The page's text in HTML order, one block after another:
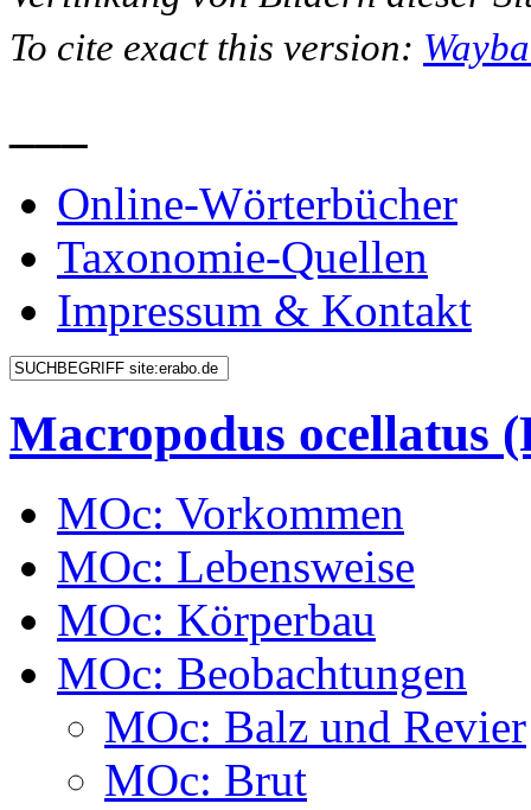
To cite exact this version:
Online-Wörterbücher
Taxonomie-Quellen
Impressum & Kontakt
Macropodus ocellatus
MOc: Vorkommen
MOc: Lebensweise
MOc: Körperbau
MOc: Beobachtungen
MOc: Balz und Revier
MOc: Brut